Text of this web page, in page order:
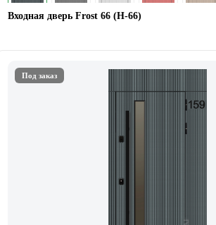
Входная дверь Frost 66 (Н-66)
Под заказ